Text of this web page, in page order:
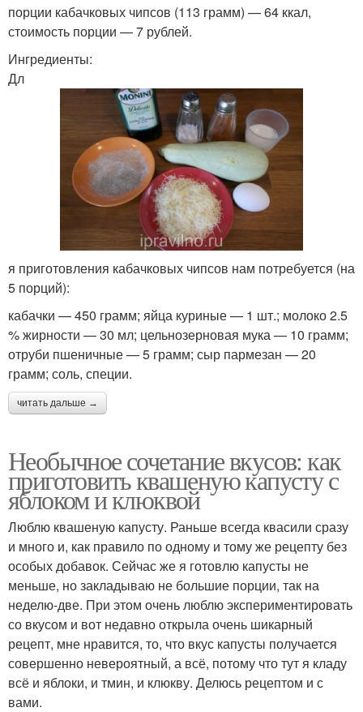
порции кабачковых чипсов (113 грамм) — 64 ккал,
стоимость порции — 7 рублей.
Ингредиенты:
Дл
я приготовления кабачковых чипсов нам потребуется (на
5 порций):
кабачки — 450 грамм; яйца куриные — 1 шт.; молоко 2.5
% жирности — 30 мл; цельнозерновая мука — 10 грамм;
отруби пшеничные — 5 грамм; сыр пармезан — 20
грамм; соль, специи.
читать дальше →
Необычное сочетание вкусов: как
приготовить квашеную капусту с
яблоком и клюквой
Люблю квашеную капусту. Раньше всегда квасили сразу
и много и, как правило по одному и тому же рецепту без
особых добавок. Сейчас же я готовлю капусты не
меньше, но закладываю не большие порции, так на
неделю-две. При этом очень люблю экспериментировать
со вкусом и вот недавно открыла очень шикарный
рецепт, мне нравится, то, что вкус капусты получается
совершенно невероятный, а всё, потому что тут я кладу
всё и яблоки, и тмин, и клюкву. Делюсь рецептом и с
вами.